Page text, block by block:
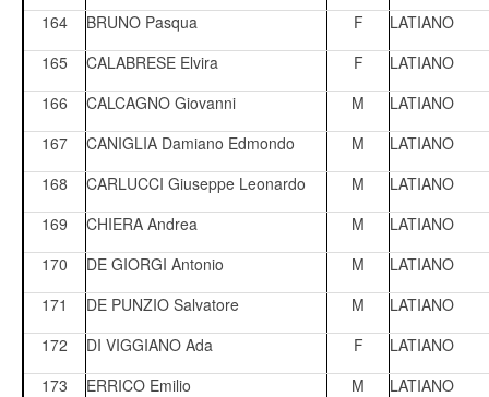
164
BRUNO Pasqua F
LATIANO
165
CALABRESE Elvira F
LATIANO
166
CALCAGNO Giovanni M
LATIANO
167
CANIGLIA Damiano Edmondo M
LATIANO
168
CARLUCCI Giuseppe Leonardo M
LATIANO
169
CHIERA Andrea M
LATIANO
170
DE GIORGI Antonio M
LATIANO
171
DE PUNZIO Salvatore M
LATIANO
172
DI VIGGIANO Ada F
LATIANO
173
ERRICO Emilio M
LATIANO